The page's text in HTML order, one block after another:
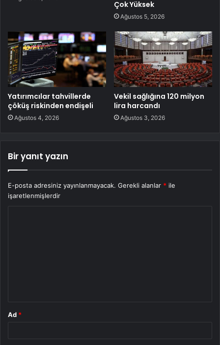
Çok Yüksek
Ağustos 5, 2026
Yatırımcılar tahvillerde
çöküş riskinden endişeli
Ağustos 4, 2026
Vekil sağlığına 120 milyon
lira harcandı
Ağustos 3, 2026
Bir yanıt yazın
E-posta adresiniz yayınlanmayacak. Gerekli alanlar * ile
işaretlenmişlerdir
Ad *